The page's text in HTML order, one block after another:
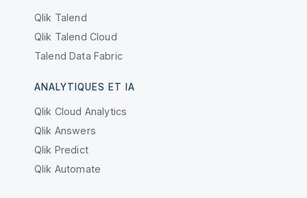
Qlik Talend
Qlik Talend Cloud
Talend Data Fabric
ANALYTIQUES ET IA
Qlik Cloud Analytics
Qlik Answers
Qlik Predict
Qlik Automate